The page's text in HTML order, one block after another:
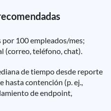
por 100 empleados/mes;
(correo, teléfono, chat).
de tiempo desde reporte
hasta contención (p. ej.,
de endpoint,